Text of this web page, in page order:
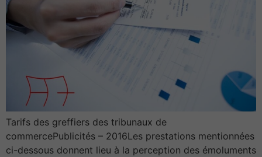
Tarifs des greffiers des tribunaux de
commercePublicités – 2016Les prestations mentionnées
ci-dessous donnent lieu à la perception des émoluments